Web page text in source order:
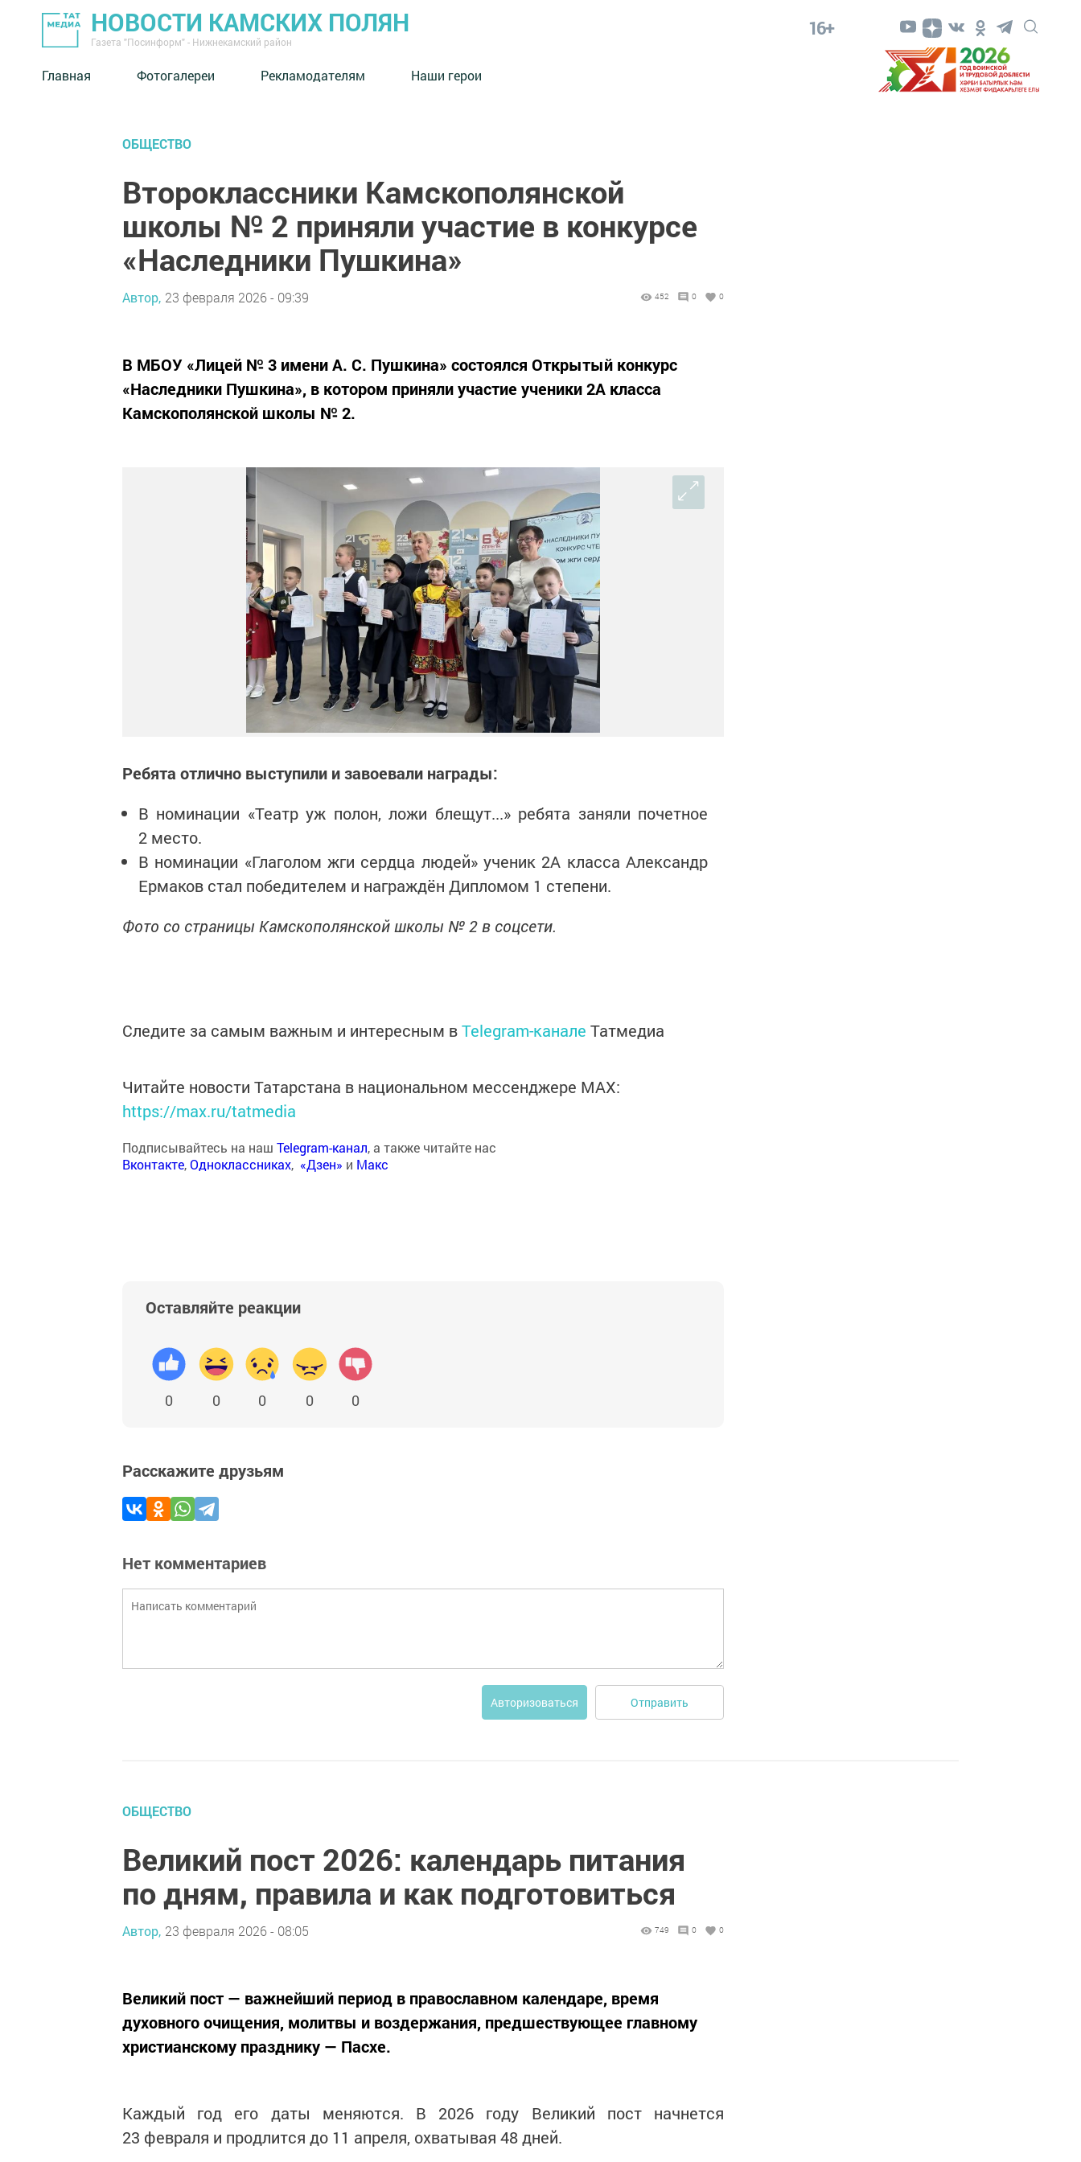
НОВОСТИ КАМСКИХ ПОЛЯН
Газета "Посинформ" - Нижнекамский район
16+
Главная Фотогалереи Рекламодателям Наши герои
ОБЩЕСТВО
Второклассники Камскополянской
школы № 2 приняли участие в конкурсе
«Наследники Пушкина»
Автор, 23 февраля 2026 - 09:39 452 0 0
В МБОУ «Лицей № 3 имени А. С. Пушкина» состоялся Открытый конкурс
«Наследники Пушкина», в котором приняли участие ученики 2А класса
Камскополянской школы № 2.
Ребята отлично выступили и завоевали награды:
В номинации «Театр уж полон, ложи блещут...» ребята заняли почетное
2 место.
В номинации «Глаголом жги сердца людей» ученик 2А класса Александр
Ермаков стал победителем и награждён Дипломом 1 степени.
Фото со страницы Камскополянской школы № 2 в соцсети.
Следите за самым важным и интересным вTelegram-канале Татмедиа
Читайте новости Татарстана в национальном мессенджере MАХ:
https://max.ru/tatmedia
Подписывайтесь на наш Telegram-канал, а также читайте нас
Вконтакте,Одноклассниках, «Дзен» и Макс
Оставляйте реакции
0 0 0 0 0
Расскажите друзьям
Нет комментариев
Авторизоваться Отправить
ОБЩЕСТВО
Великий пост 2026: календарь питания
по дням, правила и как подготовиться
Автор, 23 февраля 2026 - 08:05 749 0 0
Великий пост — важнейший период в православном календаре, время
духовного очищения, молитвы и воздержания, предшествующее главному
христианскому празднику — Пасхе.
Каждый год его даты меняются. В 2026 году Великий пост начнется
23 февраля и продлится до 11 апреля, охватывая 48 дней.